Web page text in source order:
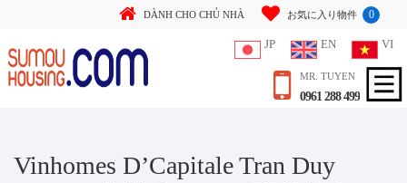
DÀNH CHO CHỦ NHÀ お気に入り物件 0
JP EN VI
MR. TUYEN
0961 288 499
Vinhomes D’Capitale Tran Duy